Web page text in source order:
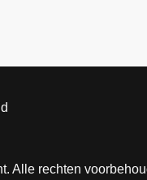
Alle rechten